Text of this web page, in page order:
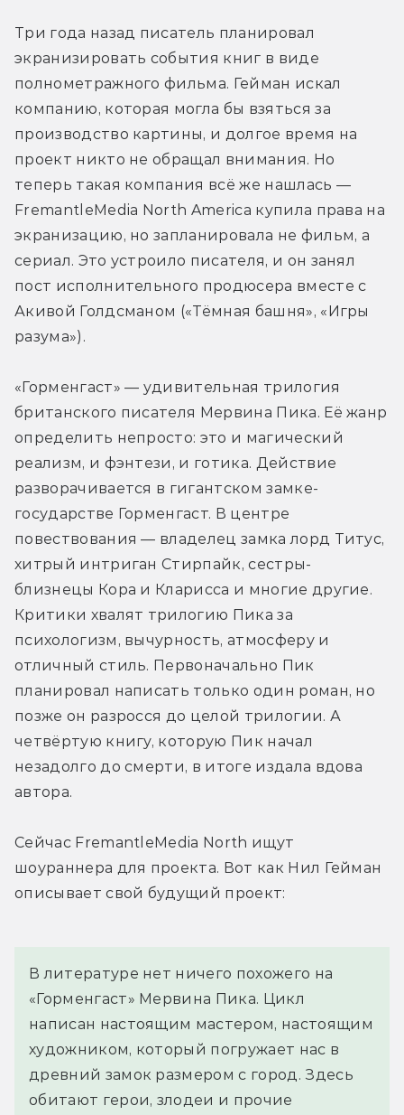
Три года назад писатель планировал
экранизировать события книг в виде
полнометражного фильма. Гейман искал
компанию, которая могла бы взяться за
производство картины, и долгое время на
проект никто не обращал внимания. Но
теперь такая компания всё же нашлась —
FremantleMedia North America купила права на
экранизацию, но запланировала не фильм, а
сериал. Это устроило писателя, и он занял
пост исполнительного продюсера вместе с
Акивой Голдсманом («Тёмная башня», «Игры
разума»).
«Горменгаст» — удивительная трилогия
британского писателя Мервина Пика. Её жанр
определить непросто: это и магический
реализм, и фэнтези, и готика. Действие
разворачивается в гигантском замке-
государстве Горменгаст. В центре
повествования — владелец замка лорд Титус,
хитрый интриган Стирпайк, сестры-
близнецы Кора и Кларисса и многие другие.
Критики хвалят трилогию Пика за
психологизм, вычурность, атмосферу и
отличный стиль. Первоначально Пик
планировал написать только один роман, но
позже он разросся до целой трилогии. А
четвёртую книгу, которую Пик начал
незадолго до смерти, в итоге издала вдова
автора.
Сейчас FremantleMedia North ищут
шоураннера для проекта. Вот как Нил Гейман
описывает свой будущий проект:
В литературе нет ничего похожего на
«Горменгаст» Мервина Пика. Цикл
написан настоящим мастером, настоящим
художником, который погружает нас в
древний замок размером с город. Здесь
обитают герои, злодеи и прочие